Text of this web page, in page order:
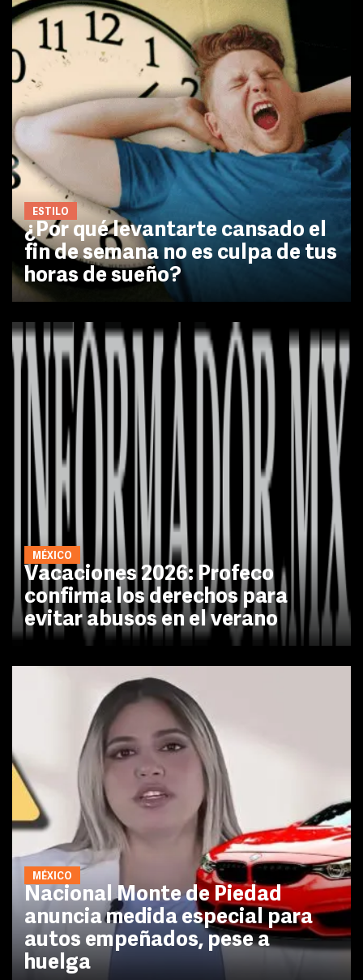
ESTILO
¿Por qué levantarte cansado el
fin de semana no es culpa de tus
horas de sueño?
MÉXICO
Vacaciones 2026: Profeco
confirma los derechos para
evitar abusos en el verano
MÉXICO
Nacional Monte de Piedad
anuncia medida especial para
autos empeñados, pese a
huelga